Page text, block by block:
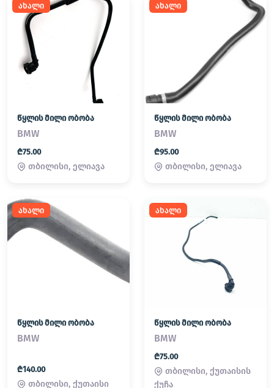
ახალი
წყლის მილი ობობა
BMW
₾75.00
თბილისი, ელიავა
ახალი
წყლის მილი ობობა
BMW
₾95.00
თბილისი, ელიავა
ახალი
წყლის მილი ობობა
BMW
₾140.00
თბილისი, ქუთაისი
ახალი
წყლის მილი ობობა
BMW
₾75.00
თბილისი, ქუთაისის
ქუჩა